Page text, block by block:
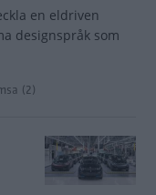
en eldriven
designspråk som
(2)